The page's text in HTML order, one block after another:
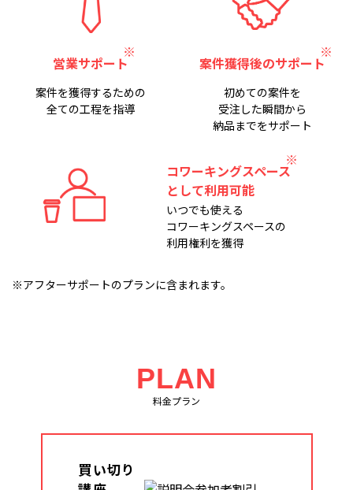
営業サポート
案件を獲得するための
全ての工程を指導
案件獲得後のサポート
初めての案件を
受注した瞬間から
納品までをサポート
コワーキングスペース
として利用可能
いつでも使える
コワーキングスペースの
利用権利を獲得
※アフターサポートのプランに含まれます。
PLAN
料金プラン
買い切り